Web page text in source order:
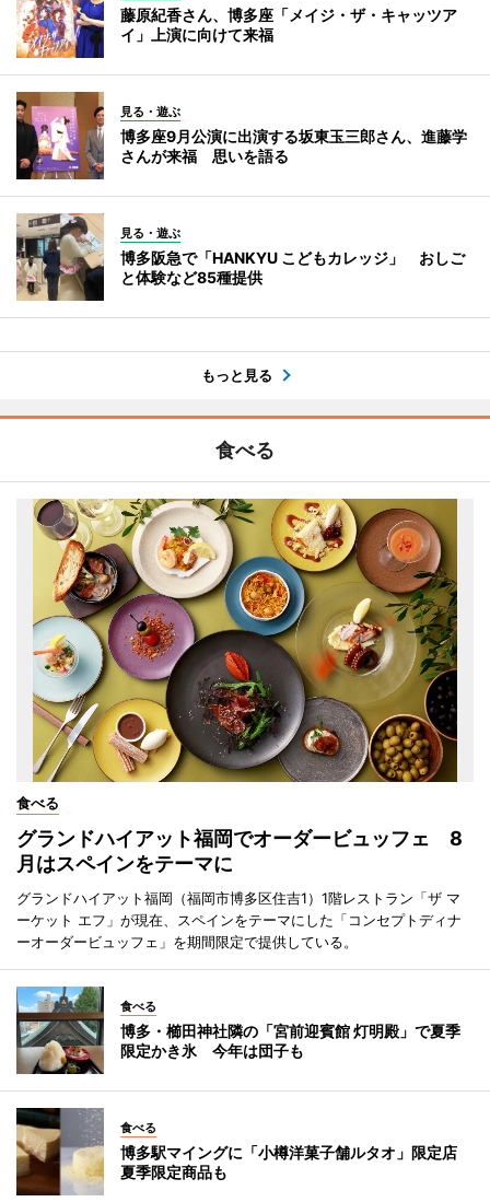
藤原紀香さん、博多座「メイジ・ザ・キャッツア
イ」上演に向けて来福
見る・遊ぶ
博多座9月公演に出演する坂東玉三郎さん、進藤学
さんが来福 思いを語る
見る・遊ぶ
博多阪急で「HANKYU こどもカレッジ」 おしご
と体験など85種提供
もっと見る
食べる
食べる
グランドハイアット福岡でオーダービュッフェ 8
月はスペインをテーマに
グランドハイアット福岡（福岡市博多区住吉1）1階レストラン「ザ マ
ーケット エフ」が現在、スペインをテーマにした「コンセプトディナ
ーオーダービュッフェ」を期間限定で提供している。
食べる
博多・櫛田神社隣の「宮前迎賓館 灯明殿」で夏季
限定かき氷 今年は団子も
食べる
博多駅マイングに「小樽洋菓子舗ルタオ」限定店
夏季限定商品も